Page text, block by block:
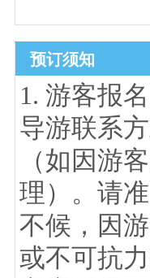
预订须知
1. 游客报
导游联系
（如因游
理）。请
不候，因
或不可抗